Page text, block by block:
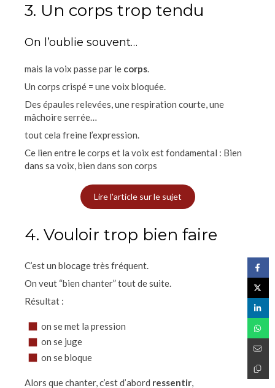
3. Un corps trop tendu
On l’oublie souvent…
mais la voix passe par le corps.
Un corps crispé = une voix bloquée.
Des épaules relevées, une respiration courte, une
mâchoire serrée…
tout cela freine l’expression.
Ce lien entre le corps et la voix est fondamental : Bien
dans sa voix, bien dans son corps
Lire l'article sur le sujet
4. Vouloir trop bien faire
C’est un blocage très fréquent.
On veut “bien chanter” tout de suite.
Résultat :
on se met la pression
on se juge
on se bloque
Alors que chanter, c’est d’abord ressentir,